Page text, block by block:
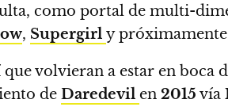
como portal de multi-
, Supergirl y próximamente
volvieran a estar en boca
de Daredevil en 2015 vía